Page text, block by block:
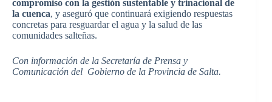
compromiso con la gestión sustentable y trinacional de
la cuenca, y aseguró que continuará exigiendo respuestas
concretas para resguardar el agua y la salud de las
comunidades salteñas.
Con información de la Secretaría de Prensa y
Comunicación del Gobierno de la Provincia de Salta.